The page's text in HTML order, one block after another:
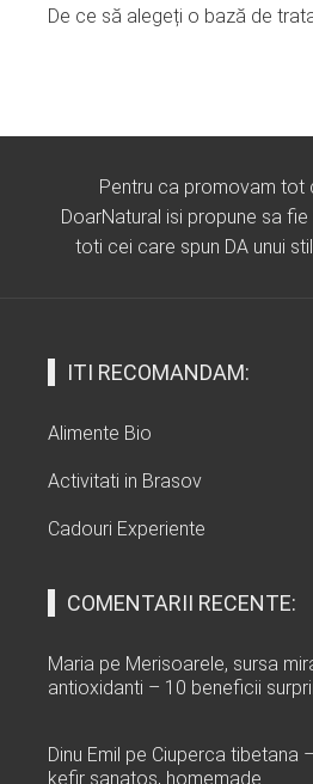
De ce să alegeți o bază de
Pentru ca promovam tot
DoarNatural isi propune sa
toti cei care spun DA unui
ITI RECOMANDAM:
Alimente Bio
Activitati in Brasov
Cadouri Experiente
COMENTARII RECENTE:
Maria pe Merisoarele, sursa
antioxidanti – 10 beneficii
Dinu Emil pe Ciuperca tibetana
kefir sanatos, homemade